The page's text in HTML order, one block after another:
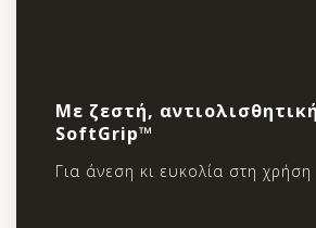
Mε ζεστή,
SoftGrip™
Για άνεση κι ευκολία στη χρήση